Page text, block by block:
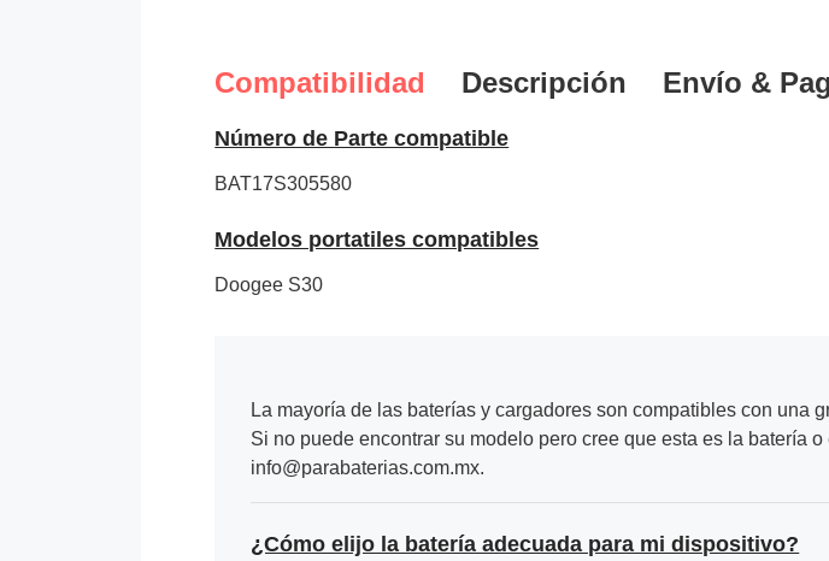
Compatibilidad Descripción Envío &
Número de Parte compatible
BAT17S305580
Modelos portatiles compatibles
Doogee S30
La mayoría de las baterías y cargadores son compatibles con una
Si no puede encontrar su modelo pero cree que esta es la batería
info@parabaterias.com.mx.
¿Cómo elijo la batería adecuada para mi dispositivo?